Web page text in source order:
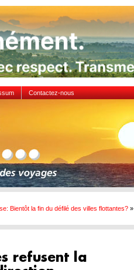
Contactez-nous
Bientôt la fin du défilé des villes flottantes? »
refusent la